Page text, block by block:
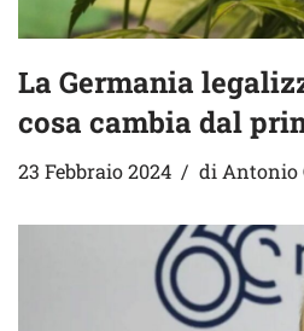
La Germania
cosa cambia dal
23 Febbraio 2024 diAntonio